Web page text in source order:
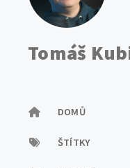
Tomáš
DOMŮ
ŠTÍTKY